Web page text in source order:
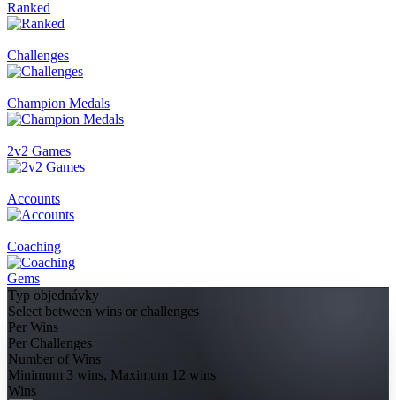
Ranked
Challenges
Champion Medals
2v2 Games
Accounts
Coaching
Gems
Typ objednávky
Select between wins or challenges
Per Wins
Per Challenges
Number of Wins
Minimum 3 wins, Maximum 12 wins
Wins